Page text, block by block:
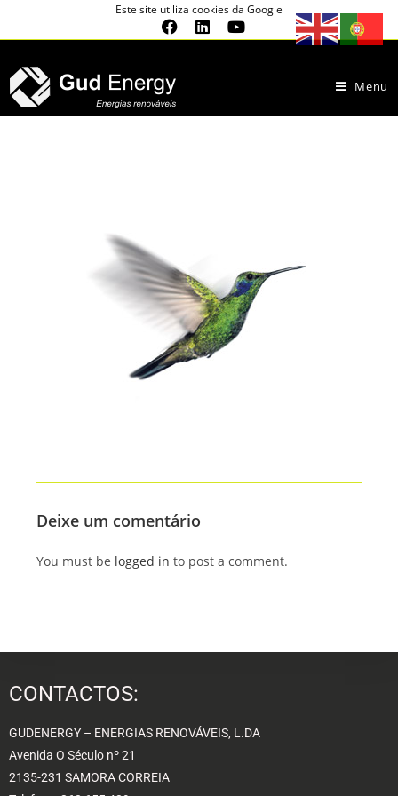
Este site utiliza cookies da Google
Menu
Deixe um comentário
You must be logged in to post a comment.
CONTACTOS:
GUDENERGY – ENERGIAS RENOVÁVEIS, L.DA
Avenida O Século nº 21
2135-231 SAMORA CORREIA